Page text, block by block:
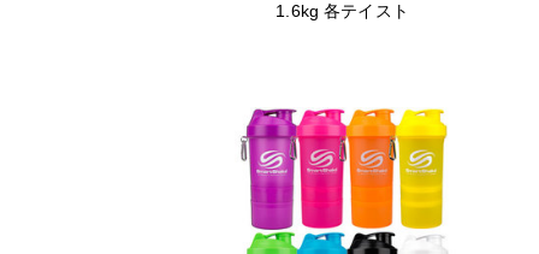
1.6kg 各テイスト